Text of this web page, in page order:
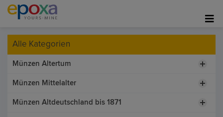
Alle Kategorien
Münzen Altertum
Münzen Mittelalter
Münzen Altdeutschland bis 1871